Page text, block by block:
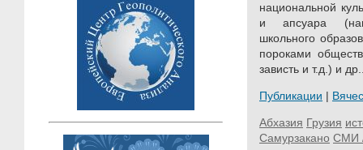
национальной
и апсуара
школьного
пороками
зависть и т.д.) и
Публикации |
Абхазия Грузия
Самурзакано СМИ /